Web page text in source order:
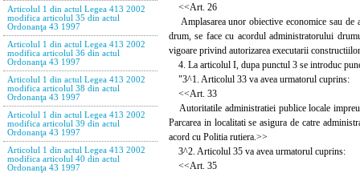
Articolul 1 din actul Legea 413 2002
modifica articolul 35 din actul
Ordonanţa 43 1997
Articolul 1 din actul Legea 413 2002
modifica articolul 36 din actul
Ordonanţa 43 1997
Articolul 1 din actul Legea 413 2002
modifica articolul 38 din actul
Ordonanţa 43 1997
Articolul 1 din actul Legea 413 2002
modifica articolul 39 din actul
Ordonanţa 43 1997
Articolul 1 din actul Legea 413 2002
modifica articolul 40 din actul
Ordonanţa 43 1997
<<Art. 26
Amplasarea unor obiective economice sau de
drum, se face cu acordul administratorului
vigoare privind autorizarea executarii
4. La articolul I, dupa punctul 3 se introduc
"3^1. Articolul 33 va avea urmatorul cuprins:
<<Art. 33
Autoritatile administratiei publice locale
Parcarea in localitati se asigura de catre
acord cu Politia rutiera.>>
3^2. Articolul 35 va avea urmatorul cuprins:
<<Art. 35